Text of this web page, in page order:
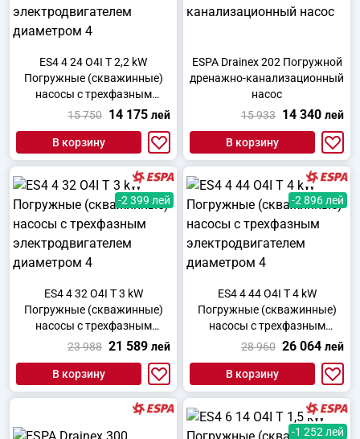
ES4 4 24 O4I T 2,2 kW
Погружные (скважинные)
насосы с трехфазным
электродвигателем
15 750 14 175 лей
В корзину
ESPA Drainex 202 Погружной
дренажно-канализационный
насос
15 933 14 340 лей
В корзину
-2 399 лей
ES4 4 32 O4I T 3 kW
Погружные (скважинные)
насосы с трехфазным
электродвигателем
23 988 21 589 лей
В корзину
-2 896 лей
ES4 4 44 O4I T 4 kW
Погружные (скважинные)
насосы с трехфазным
электродвигателем
28 960 26 064 лей
В корзину
-1 252 лей